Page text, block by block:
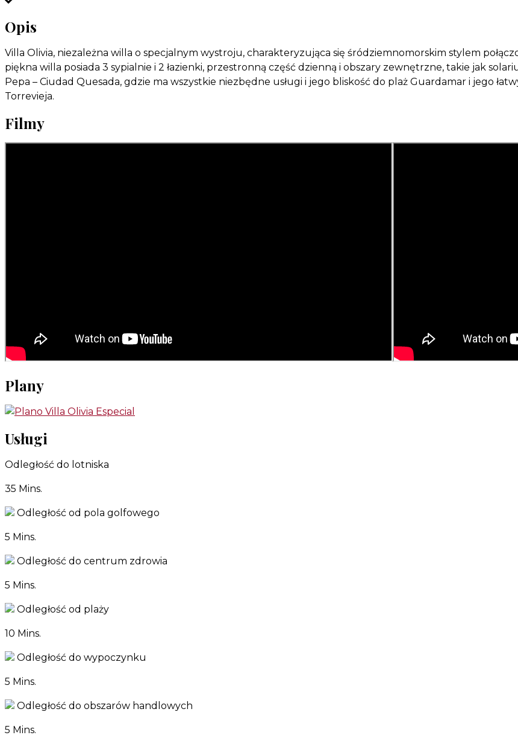
Opis
Villa Olivia, niezależna willa o specjalnym wystroju, charakteryzująca się śródziemnomorskim stylem
piękna willa posiada 3 sypialnie i 2 łazienki, przestronną część dzienną i obszary zewnętrzne, takie jak
Pepa – Ciudad Quesada, gdzie ma wszystkie niezbędne usługi i jego bliskość do plaż Guardamar i jego
Torrevieja.
Filmy
Plany
Usługi
Odległość do lotniska
35 Mins.
Odległość od pola golfowego
5 Mins.
Odległość do centrum zdrowia
5 Mins.
Odległość od plaży
10 Mins.
Odległość do wypoczynku
5 Mins.
Odległość do obszarów handlowych
5 Mins.